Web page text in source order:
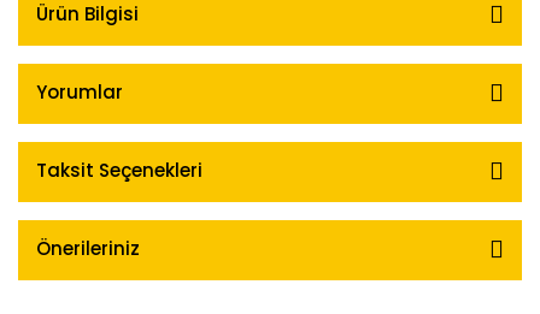
Ürün Bilgisi
Yorumlar
Taksit Seçenekleri
Önerileriniz